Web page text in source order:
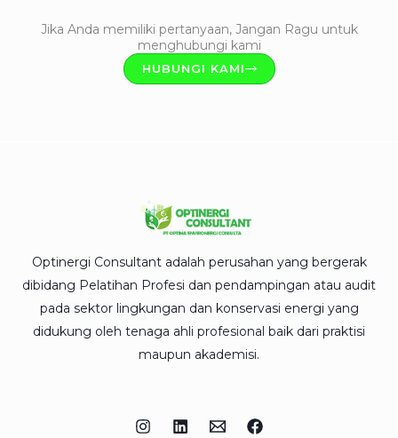
Jika Anda memiliki pertanyaan, Jangan Ragu untuk
menghubungi kami
HUBUNGI KAMI
Optinergi Consultant adalah perusahan yang bergerak
dibidang Pelatihan Profesi dan pendampingan atau audit
pada sektor lingkungan dan konservasi energi yang
didukung oleh tenaga ahli profesional baik dari praktisi
maupun akademisi.